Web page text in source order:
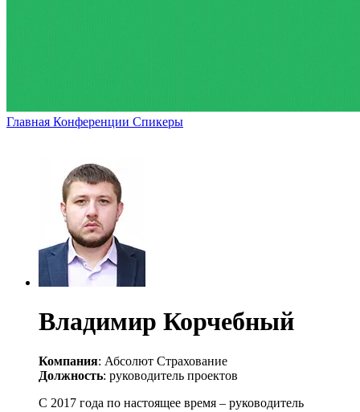
Главная Конференции Спикеры
Владимир Корчебный
Компания: Абсолют Страхование
Должность: руководитель проектов
С 2017 года по настоящее время – руководитель